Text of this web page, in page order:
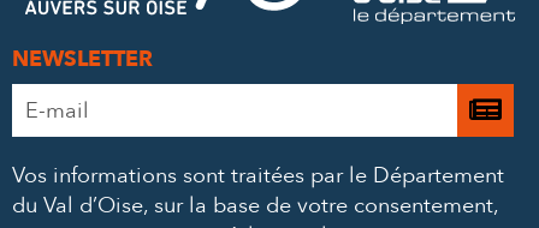
NEWSLETTER
Adresse
e-
*
Je
à
Vos informations sont traitées par le Département
du Val d’Oise, sur la base de votre consentement,